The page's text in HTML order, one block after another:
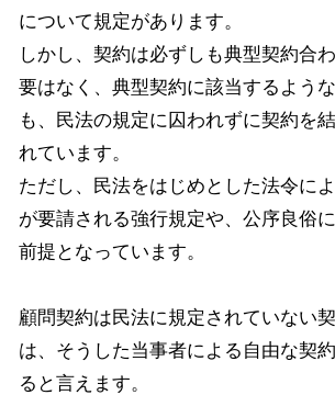
について規定があります。
しかし、契約は必ずしも典型契約合
要はなく、典型契約に該当するよう
も、民法の規定に囚われずに契約を
れています。
ただし、民法をはじめとした法令に
が要請される強行規定や、公序良俗
前提となっています。
顧問契約は民法に規定されていない
は、そうした当事者による自由な契
ると言えます。